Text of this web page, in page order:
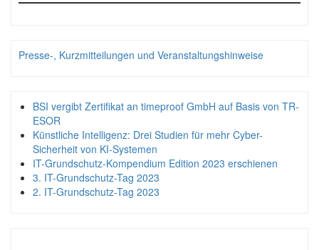
Presse-, Kurzmitteilungen und Veranstaltungshinweise
BSI vergibt Zertifikat an timeproof GmbH auf Basis von TR-
ESOR
Künstliche Intelligenz: Drei Studien für mehr Cyber-
Sicherheit von KI-Systemen
IT-Grundschutz-Kompendium Edition 2023 erschienen
3. IT-Grundschutz-Tag 2023
2. IT-Grundschutz-Tag 2023